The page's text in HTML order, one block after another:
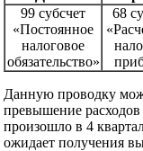
99 субсчет
«Постоянное
налоговое
обязательство»
68
Данную проводку
превышение
произошло в 4
ожидает получения